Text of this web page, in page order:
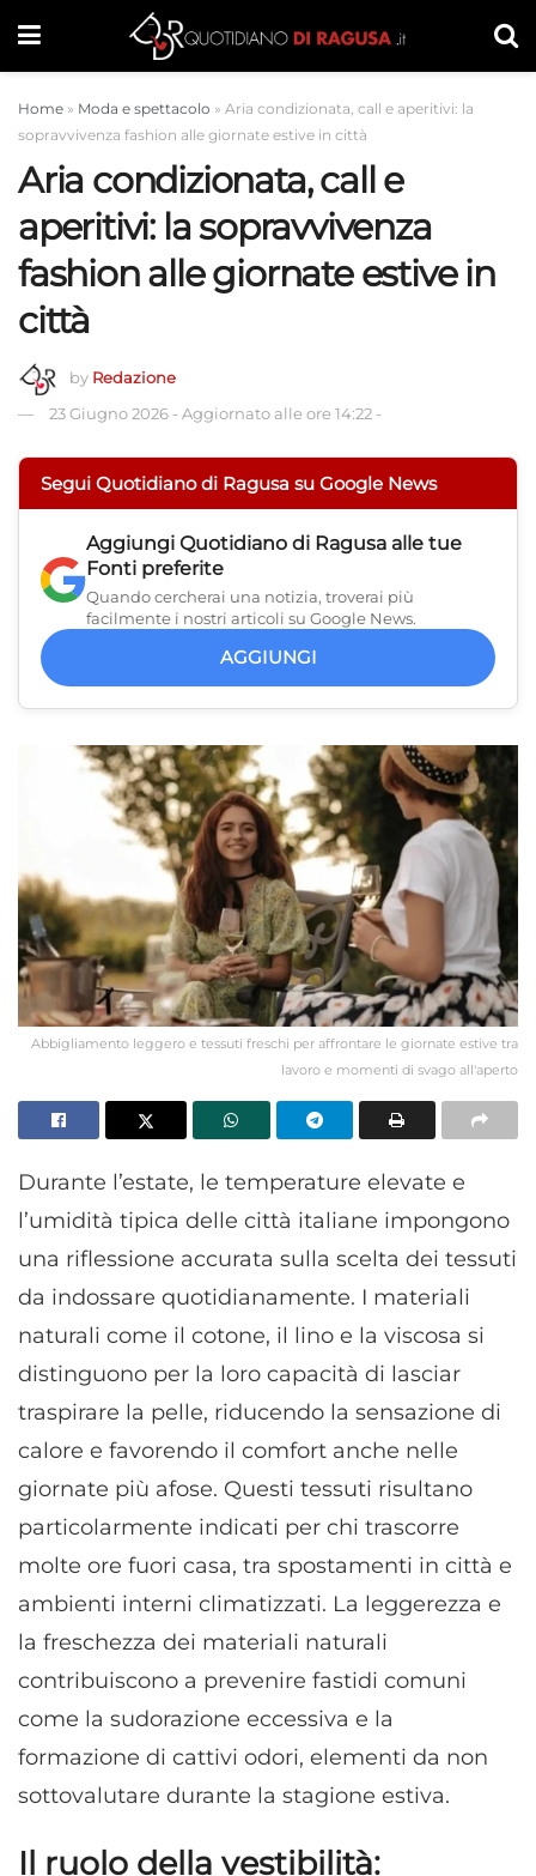
Home » Moda e spettacolo » Aria condizionata, call e aperitivi: la
sopravvivenza fashion alle giornate estive in città
Aria condizionata, call e
aperitivi: la sopravvivenza
fashion alle giornate estive in
città
by Redazione
23 Giugno 2026 - Aggiornato alle ore 14:22 -
Segui Quotidiano di Ragusa su Google News
Aggiungi Quotidiano di Ragusa alle tue
Fonti preferite
Quando cercherai una notizia, troverai più
facilmente i nostri articoli su Google News.
AGGIUNGI
Abbigliamento leggero e tessuti freschi per affrontare le giornate estive tra
lavoro e momenti di svago all'aperto
Durante l’estate, le temperature elevate e
l’umidità tipica delle città italiane impongono
una riflessione accurata sulla scelta dei tessuti
da indossare quotidianamente. I materiali
naturali come il cotone, il lino e la viscosa si
distinguono per la loro capacità di lasciar
traspirare la pelle, riducendo la sensazione di
calore e favorendo il comfort anche nelle
giornate più afose. Questi tessuti risultano
particolarmente indicati per chi trascorre
molte ore fuori casa, tra spostamenti in città e
ambienti interni climatizzati. La leggerezza e
la freschezza dei materiali naturali
contribuiscono a prevenire fastidi comuni
come la sudorazione eccessiva e la
formazione di cattivi odori, elementi da non
sottovalutare durante la stagione estiva.
Il ruolo della vestibilità: